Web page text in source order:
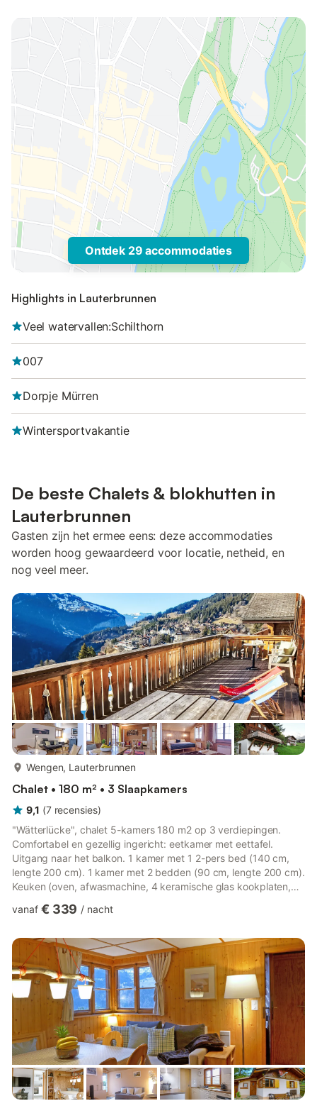
Ontdek 29 accommodaties
Highlights in Lauterbrunnen
Veel watervallen:Schilthorn
007
Dorpje Mürren
Wintersportvakantie
De beste Chalets & blokhutten in
Lauterbrunnen
Gasten zijn het ermee eens: deze accommodaties
worden hoog gewaardeerd voor locatie, netheid, en
nog veel meer.
Wengen, Lauterbrunnen
Chalet • 180 m² • 3 Slaapkamers
9,1 (7 recensies)
"Wätterlücke", chalet 5-kamers 180 m2 op 3 verdiepingen.
Comfortabel en gezellig ingericht: eetkamer met eettafel.
Uitgang naar het balkon. 1 kamer met 1 2-pers bed (140 cm,
lengte 200 cm). 1 kamer met 2 bedden (90 cm, lengte 200 cm).
Keuken (oven, afwasmachine, 4 keramische glas kookplaten,
de koffiemachine (Nespresso) extra, raclette oven, fondue Set
Souterrain: woonkamer met 1 bed (90 cm, lengte 200 cm),
zwedenkachel, Kabel-TV en DVD. Uitgang naar het terras.
Bovenverdie...
vanaf € 339 / nacht